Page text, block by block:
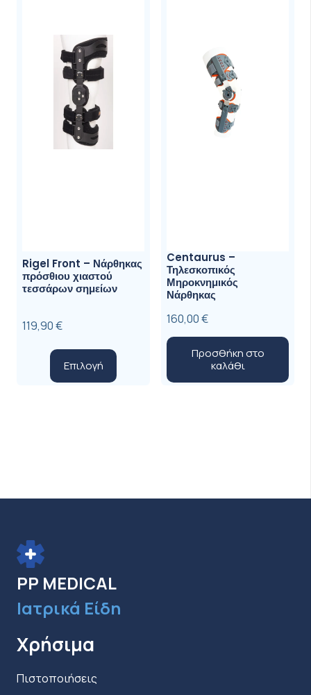
Rigel Front – Νάρθηκας
πρόσθιου χιαστού
τεσσάρων σημείων
119,90€
Επιλογή
Αυτό
το
σελίδα
του
Centaurus –
Τηλεσκοπικός
Μηροκνημικός
Νάρθηκας
160,00€
Προσθήκη στο
καλάθι
PP MEDICAL
Ιατρικά Είδη
Χρήσιμα
Πιστοποιήσεις